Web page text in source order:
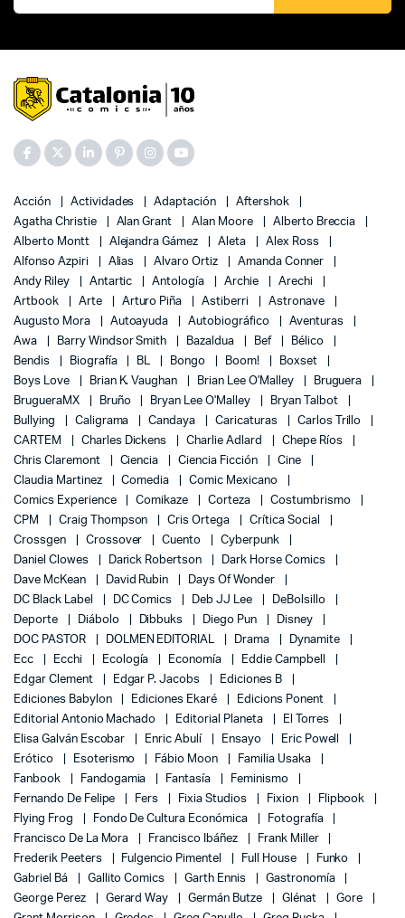
Acción Actividades Adaptación
Aftershok
Agatha Christie
Alan Grant Alan Moore
Alberto Breccia
Alberto Montt
Alejandra Gámez Aleta
Alex Ross
Alfonso Azpiri
Alias Alvaro Ortiz
Amanda Conner
Andy Riley
Antartic Antología Archie
Arechi
Artbook
Arte Arturo Piña Astiberri
Astronave
Augusto Mora
Autoayuda Autobiográfico
Aventuras
Awa
Barry Windsor Smith Bazaldua Bef
Bélico
Bendis
Biografía BL Bongo Boom!
Boxset
Boys Love
Brian K. Vaughan Brian Lee O'Malley
Bruguera
BrugueraMX
Bruño Bryan Lee O'Malley
Bryan Talbot
Bullying
Caligrama Candaya Caricaturas
Carlos Trillo
CARTEM
Charles Dickens Charlie Adlard
Chepe Ríos
Chris Claremont
Ciencia Ciencia Ficción
Cine
Claudia Martinez
Comedia
Comic Mexicano
Comics Experience
Comikaze Corteza
Costumbrismo
CPM
Craig Thompson Cris Ortega
Crítica Social
Crossgen
Crossover Cuento
Cyberpunk
Daniel Clowes
Darick Robertson
Dark Horse Comics
Dave McKean
David Rubin
Days Of Wonder
DC Black Label
DC Comics Deb JJ Lee
DeBolsillo
Deporte
Diábolo Dibbuks Diego Pun
Disney
DOC PASTOR
DOLMEN EDITORIAL Drama
Dynamite
Ecc
Ecchi Ecología Economía
Eddie Campbell
Edgar Clement
Edgar P. Jacobs
Ediciones B
Ediciones Babylon
Ediciones Ekaré
Edicions Ponent
Editorial Antonio Machado
Editorial Planeta
El Torres
Elisa Galván Escobar
Enric Abulí Ensayo
Eric Powell
Erótico
Esoterismo Fábio Moon
Familia Usaka
Fanbook
Fandogamia Fantasía
Feminismo
Fernando De Felipe
Fers Fixia Studios Fixion
Flipbook
Flying Frog
Fondo De Cultura Económica
Fotografía
Francisco De La Mora
Francisco Ibáñez
Frank Miller
Frederik Peeters
Fulgencio Pimentel Full House
Funko
Gabriel Bá
Gallito Comics Garth Ennis
Gastronomía
George Perez
Gerard Way Germán Butze Glénat
Gore